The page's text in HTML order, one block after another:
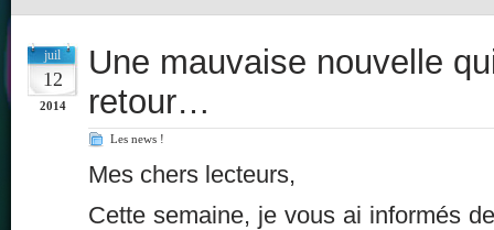
juil
12
2014
Une mauvaise nouvelle
retour…
Les news !
Mes chers lecteurs,
Cette semaine, je vous ai informés